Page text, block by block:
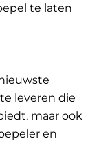
te laten
leveren die
maar ook
en